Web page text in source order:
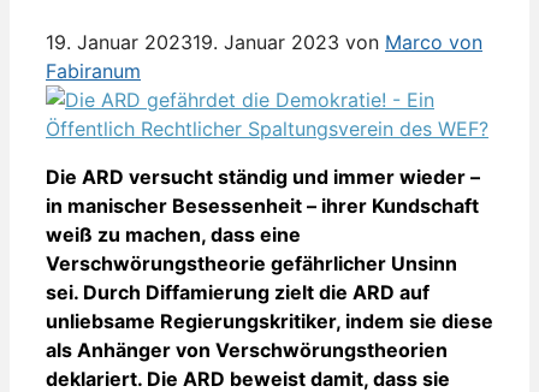
19. Januar 202319. Januar 2023 von Marco von
Fabiranum
Die ARD versucht ständig und immer wieder –
in manischer Besessenheit – ihrer Kundschaft
weiß zu machen, dass eine
Verschwörungstheorie gefährlicher Unsinn
sei. Durch Diffamierung zielt die ARD auf
unliebsame Regierungskritiker, indem sie diese
als Anhänger von Verschwörungstheorien
deklariert. Die ARD beweist damit, dass sie